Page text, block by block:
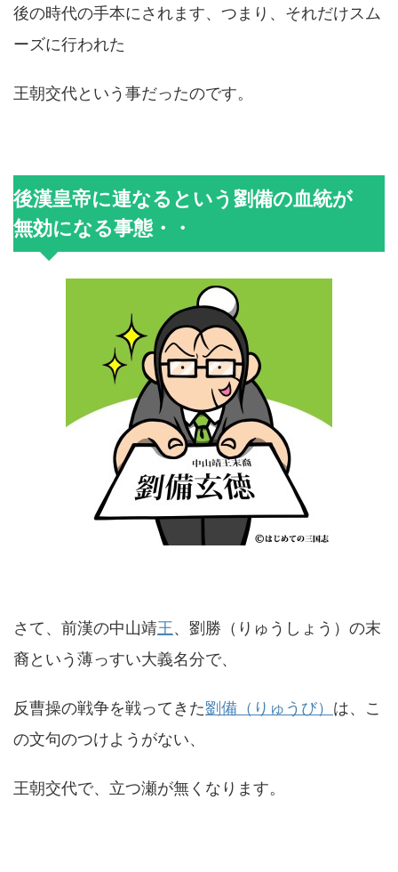
後の時代の手本にされます、つまり、それだけスム
ーズに行われた
王朝交代という事だったのです。
後漢皇帝に連なるという劉備の血統が
無効になる事態・・
さて、前漢の中山靖王、劉勝（りゅうしょう）の末
裔という薄っすい大義名分で、
反曹操の戦争を戦ってきた劉備（りゅうび） は、こ
の文句のつけようがない、
王朝交代で、立つ瀬が無くなります。